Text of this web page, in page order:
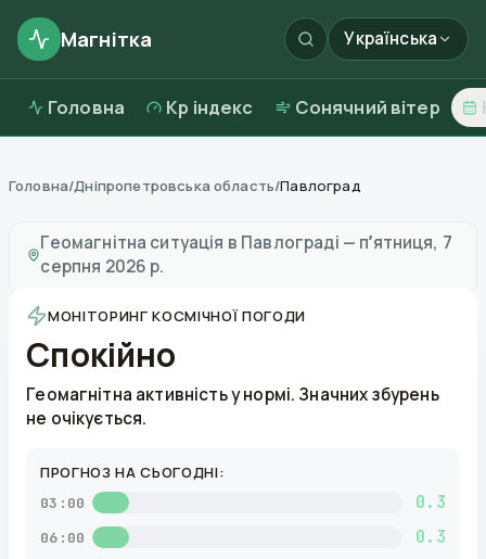
Магнітка Українська
Головна Kp індекс Сонячний вітер
Головна/Дніпропетровська область/Павлоград
Геомагнітна ситуація в Павлограді — пʼятниця, 7
серпня 2026 р.
МОНІТОРИНГ КОСМІЧНОЇ ПОГОДИ
Спокійно
Геомагнітна активність у нормі. Значних збурень
не очікується.
ПРОГНОЗ НА СЬОГОДНІ:
03:00 0.3
06:00 0.3